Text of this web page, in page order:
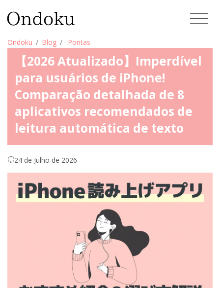
Ondoku Blog Pontas
【2026 Atualizado】Imperdível
para usuários de iPhone!
Comparação detalhada de 8
aplicativos recomendados de
leitura automática de texto
24 de Julho de 2026